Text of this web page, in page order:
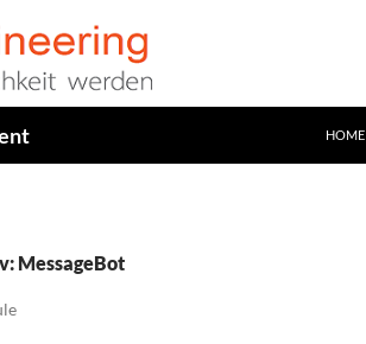
HOME
MessageBot